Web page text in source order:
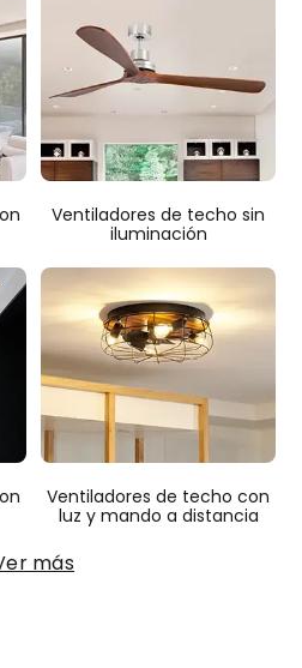
Ventiladores de techo sin
iluminación
Ventiladores de techo con
luz y mando a distancia
más